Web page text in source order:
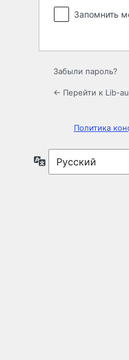
Запомнить
Забыли пароль?
← Перейти к Lib-
Политика
Язык